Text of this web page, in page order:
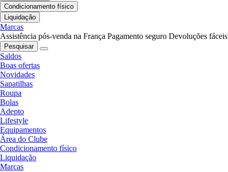
Condicionamento físico
Liquidação
Marcas
Assistência pós-venda na França Pagamento seguro Devoluções fáceis
Pesquisar
Saldos
Boas ofertas
Novidades
Sapatilhas
Roupa
Bolas
Adepto
Lifestyle
Equipamentos
Área do Clube
Condicionamento físico
Liquidação
Marcas